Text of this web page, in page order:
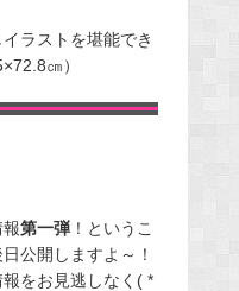
ラストを堪能でき
㎝）
第一弾！というこ
公開しますよ～！
をお見逃しなく( *